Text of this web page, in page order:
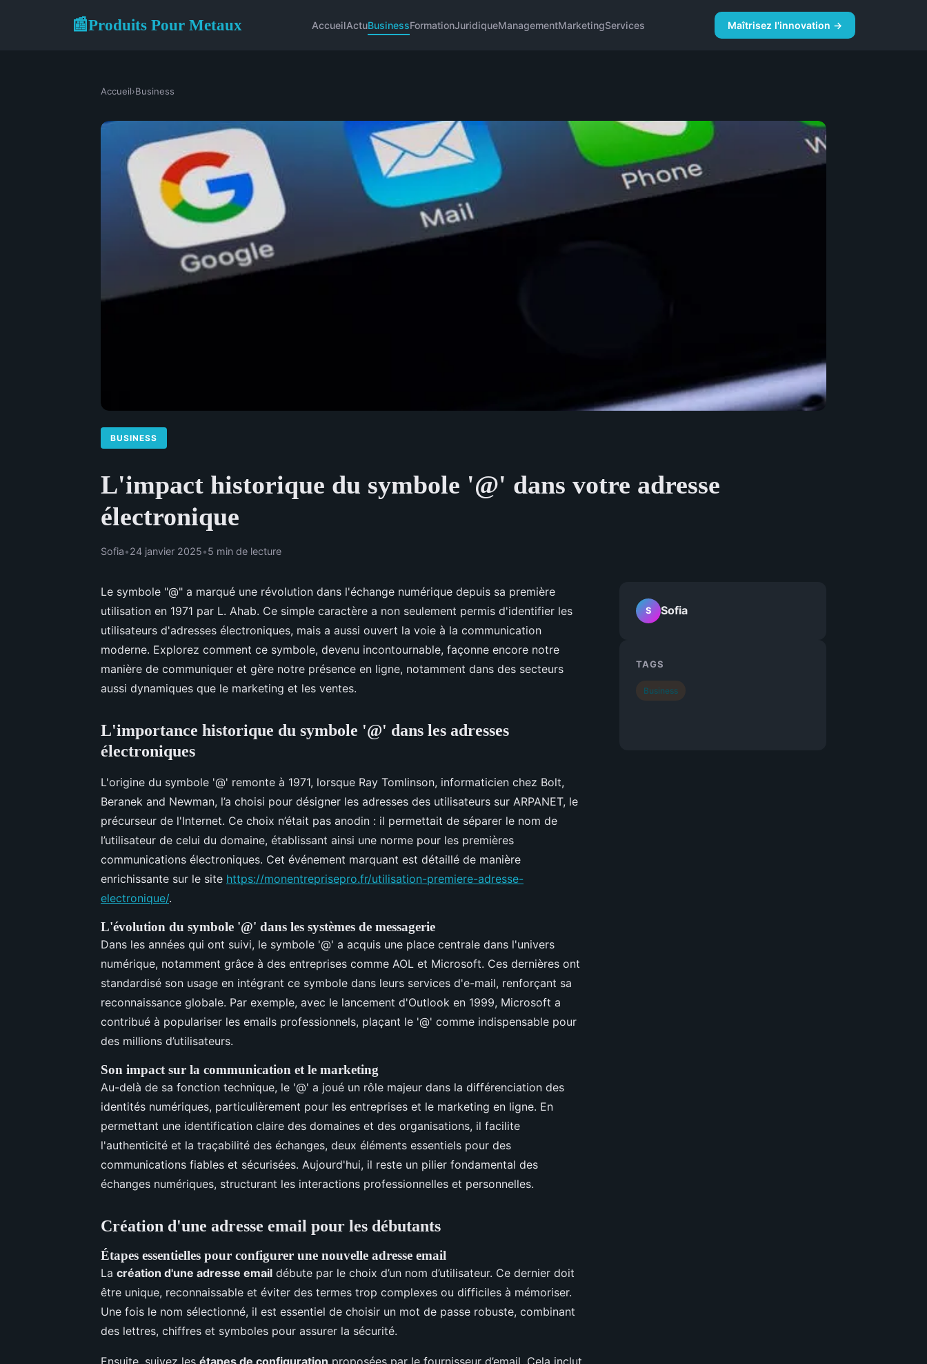
📰Produits Pour Metaux AccueilActuBusinessFormationJuridiqueManagementMarketingServices Maîtrisez l'innovation →
Accueil›Business
BUSINESS
L'impact historique du symbole '@' dans votre adresse
électronique
Sofia•24 janvier 2025•5 min de lecture
Le symbole "@" a marqué une révolution dans l'échange numérique depuis sa première
utilisation en 1971 par L. Ahab. Ce simple caractère a non seulement permis d'identifier les
utilisateurs d'adresses électroniques, mais a aussi ouvert la voie à la communication
moderne. Explorez comment ce symbole, devenu incontournable, façonne encore notre
manière de communiquer et gère notre présence en ligne, notamment dans des secteurs
aussi dynamiques que le marketing et les ventes.
L'importance historique du symbole '@' dans les adresses
électroniques
L'origine du symbole '@' remonte à 1971, lorsque Ray Tomlinson, informaticien chez Bolt,
Beranek and Newman, l’a choisi pour désigner les adresses des utilisateurs sur ARPANET, le
précurseur de l'Internet. Ce choix n’était pas anodin : il permettait de séparer le nom de
l’utilisateur de celui du domaine, établissant ainsi une norme pour les premières
communications électroniques. Cet événement marquant est détaillé de manière
enrichissante sur le site https://monentreprisepro.fr/utilisation-premiere-adresse-
electronique/.
L'évolution du symbole '@' dans les systèmes de messagerie
Dans les années qui ont suivi, le symbole '@' a acquis une place centrale dans l'univers
numérique, notamment grâce à des entreprises comme AOL et Microsoft. Ces dernières ont
standardisé son usage en intégrant ce symbole dans leurs services d'e-mail, renforçant sa
reconnaissance globale. Par exemple, avec le lancement d'Outlook en 1999, Microsoft a
contribué à populariser les emails professionnels, plaçant le '@' comme indispensable pour
des millions d’utilisateurs.
Son impact sur la communication et le marketing
Au-delà de sa fonction technique, le '@' a joué un rôle majeur dans la différenciation des
identités numériques, particulièrement pour les entreprises et le marketing en ligne. En
permettant une identification claire des domaines et des organisations, il facilite
l'authenticité et la traçabilité des échanges, deux éléments essentiels pour des
communications fiables et sécurisées. Aujourd'hui, il reste un pilier fondamental des
échanges numériques, structurant les interactions professionnelles et personnelles.
Création d'une adresse email pour les débutants
Étapes essentielles pour configurer une nouvelle adresse email
La création d'une adresse email débute par le choix d’un nom d’utilisateur. Ce dernier doit
être unique, reconnaissable et éviter des termes trop complexes ou difficiles à mémoriser.
Une fois le nom sélectionné, il est essentiel de choisir un mot de passe robuste, combinant
des lettres, chiffres et symboles pour assurer la sécurité.
Ensuite, suivez les étapes de configuration proposées par le fournisseur d’email. Cela inclut
S Sofia
TAGS
Business